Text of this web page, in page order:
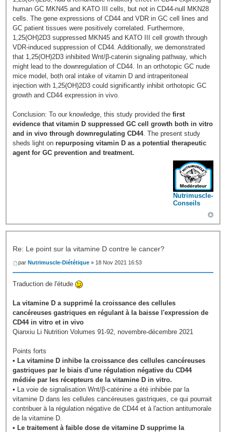
human GC MKN45 and KATO III cells, but not in CD44-null MKN28
cells. The gene expressions of CD44 and VDR in GC cell lines and
GC patient tissues were positively correlated. Furthermore,
1,25(OH)2D3 suppressed MKN45 and KATO III cell growth through
VDR-induced suppression of CD44. Additionally, we demonstrated
that 1,25(OH)2D3 inhibited Wnt/β-catenin signaling pathway, which
might lead to the downregulation of CD44. In an orthotopic GC nude
mice model, both oral intake of vitamin D and intraperitoneal
injection with 1,25(OH)2D3 could significantly inhibit orthotopic GC
growth and CD44 expression in vivo.
Conclusion: To our knowledge, this study provided thefirst
evidence that vitamin D suppressed GC cell growth both in vitro
and in vivo through downregulating CD44. The present study
sheds light onrepurposing vitamin D as a potential therapeutic
agent for GC prevention and treatment.
Nutrimuscle-
Conseils
Re: Le point sur la vitamine D contre le cancer?
par Nutrimuscle-Diététique » 18 Nov 2021 16:53
Traduction de l'étude
La vitamine D a supprimé la croissance des cellules
cancéreuses gastriques en régulant à la baisse l'expression de
CD44 in vitro et in vivo
Qianxiu Li Nutrition Volumes 91-92, novembre-décembre 2021
Points forts
• La vitamine D inhibe la croissance des cellules cancéreuses
gastriques par le biais d'une régulation négative du CD44
médiée par les récepteurs de la vitamine D in vitro.
• La voie de signalisation Wnt/β-caténine a été inhibée par la
vitamine D dans les cellules cancéreuses gastriques, ce qui pourrait
contribuer à la régulation négative de CD44 et à l'action antitumorale
de la vitamine D.
• Le traitement à faible dose de vitamine D supprime la